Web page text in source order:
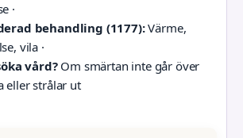
·
behandling (1177):Värme,
vila ·
vård?Om smärtan inte går över
eller strålar ut